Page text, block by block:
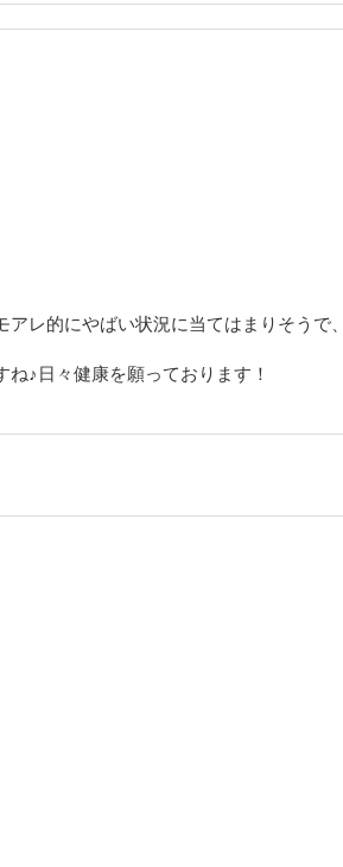
レ的にやばい状況に当てはまりそうで
♪日々健康を願っております！